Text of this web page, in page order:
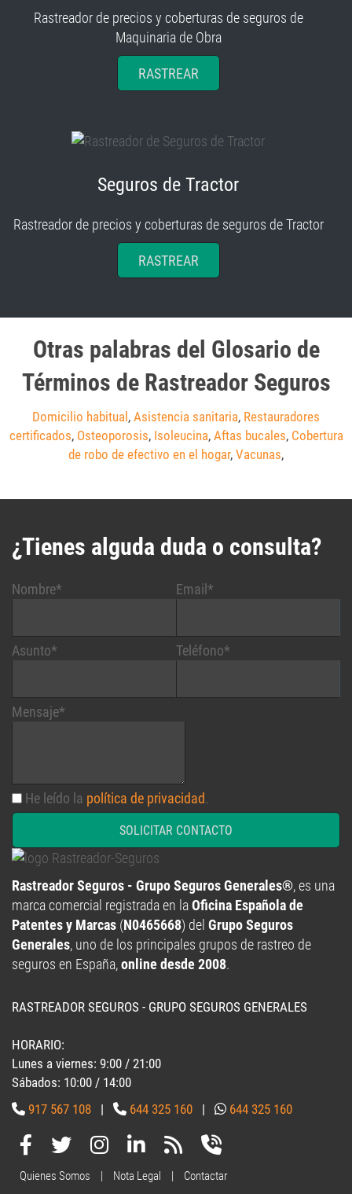
Rastreador de precios y coberturas de seguros de
Maquinaria de Obra
RASTREAR
Seguros de Tractor
Rastreador de precios y coberturas de seguros de Tractor
RASTREAR
Otras palabras del Glosario de
Términos de Rastreador Seguros
Domicilio habitual , Asistencia sanitaria, Restauradores
certificados, Osteoporosis, Isoleucina, Aftas bucales, Cobertura
de robo de efectivo en el hogar, Vacunas,
¿Tienes alguda duda o consulta?
Nombre*
Asunto*
Email*
Teléfono*
Mensaje*
He leído la política de privacidad.
SOLICITAR CONTACTO
Rastreador Seguros - Grupo Seguros Generales®, es una
marca comercial registrada en laOficina Española de
Patentes y Marcas (N0465668) del Grupo Seguros
Generales, uno de los principales grupos de rastreo de
seguros en España,online desde 2008.
RASTREADOR SEGUROS - GRUPO SEGUROS GENERALES
HORARIO:
Lunes a viernes: 9:00 / 21:00
Sábados: 10:00 / 14:00
917 567 108 | 644 325 160 | 644 325 160
Quienes Somos | Nota Legal | Contactar